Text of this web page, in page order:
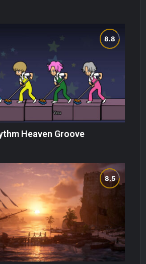
Heaven Groove